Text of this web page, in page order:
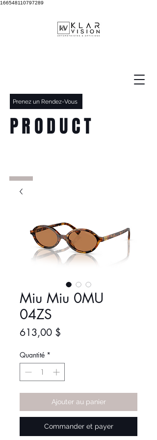
166548110797289
Prenez un Rendez-Vous
PRODUCT
Miu Miu 0MU
04ZS
613,00 $
Quantité *
Ajouter au panier
Commander et payer